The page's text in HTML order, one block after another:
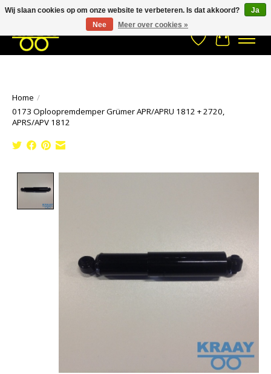
033- 2470 538 info@kraaybv.com Stuur een Whatsapp bericht
Verlanglijst
Home /
0173 Oploopremdemper Grümer APR/APRU 1812 + 2720,
APRS/APV 1812
Wij slaan cookies op om onze website te verbeteren. Is dat akkoord?
Ja
Nee
Meer over cookies »